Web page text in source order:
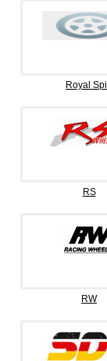
Royal
RS
RW